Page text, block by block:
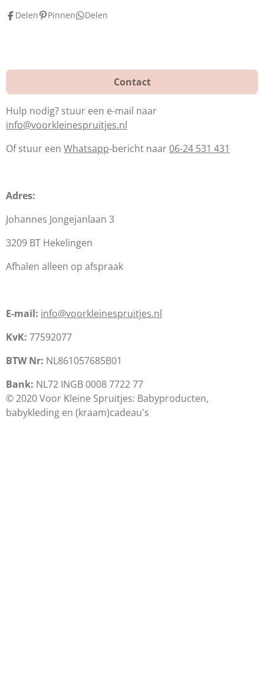
k
Delen Pinnen Delen
Contact
Hulp nodig? stuur een e-mail naar
info@voorkleinespruitjes.nl
Of stuur een Whatsapp-bericht naar 06-24 531 431
Adres:
Johannes Jongejanlaan 3
3209 BT Hekelingen
Afhalen alleen op afspraak
E-mail: info@voorkleinespruitjes.nl
KvK: 77592077
BTW Nr: NL861057685B01
Bank: NL72 INGB 0008 7722 77
© 2020 Voor Kleine Spruitjes: Babyproducten,
babykleding en (kraam)cadeau's